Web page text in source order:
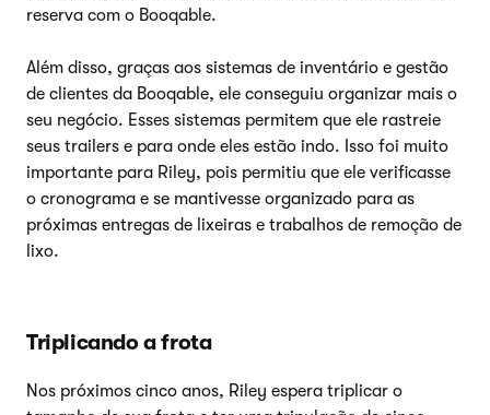
reserva com o Booqable.
Além disso, graças aos sistemas de inventário e gestão
de clientes da Booqable, ele conseguiu organizar mais o
seu negócio. Esses sistemas permitem que ele rastreie
seus trailers e para onde eles estão indo. Isso foi muito
importante para Riley, pois permitiu que ele verificasse
o cronograma e se mantivesse organizado para as
próximas entregas de lixeiras e trabalhos de remoção de
lixo.
Triplicando a frota
Nos próximos cinco anos, Riley espera triplicar o